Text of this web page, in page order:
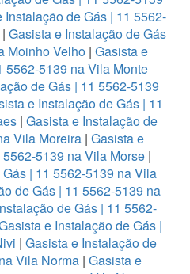
Instalação de Gás | 11 5562-
Gasista e Instalação de Gás
Moinho Velho | Gasista e
5562-5139 na Vila Monte
de Gás | 11 5562-5139
e Instalação de Gás | 11
| Gasista e Instalação de
Vila Moreira| Gasista e
5139 na Vila Morse|
| 11 5562-5139 na Vila
de Gás | 11 5562-5139 na
de Gás | 11 5562-
e Instalação de Gás |
| Gasista e Instalação de
Vila Norma| Gasista e